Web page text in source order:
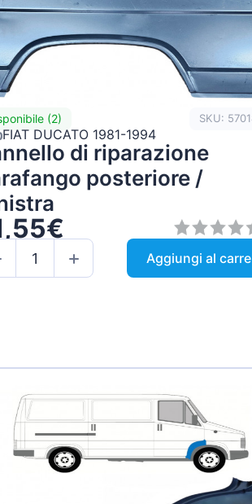
(2) SKU:
FIAT DUCATO 1981-1994
di riparazione
posteriore /
Aggiungi al